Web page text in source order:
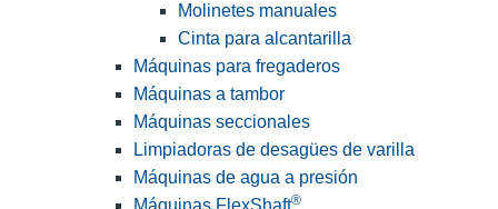
Molinetes manuales
Cinta para alcantarilla
Máquinas para fregaderos
Máquinas a tambor
Máquinas seccionales
Limpiadoras de desagües de varilla
Máquinas de agua a presión
®